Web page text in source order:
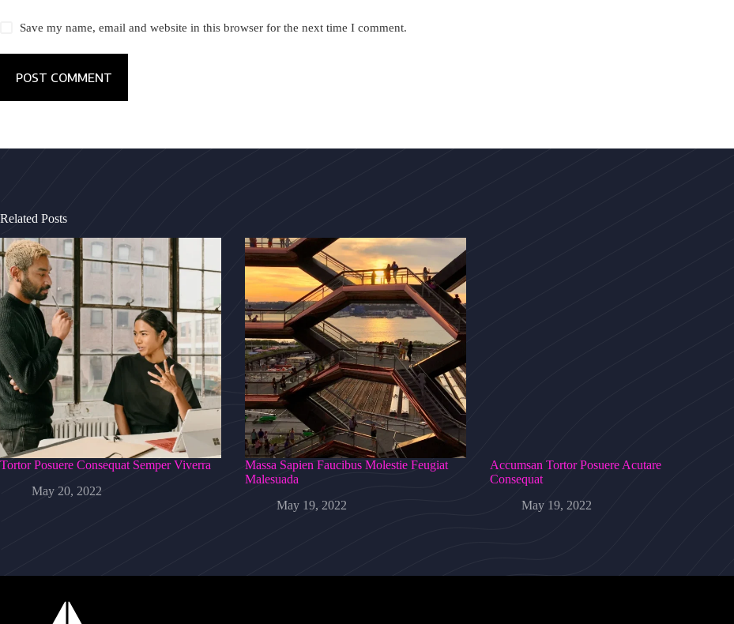
Save my name, email and website in this browser for the next time I comment.
POST COMMENT
Related Posts
Tortor Posuere Consequat Semper Viverra
May 20, 2022
Massa Sapien Faucibus Molestie Feugiat
Malesuada
May 19, 2022
Accumsan Tortor Posuere Acutare
Consequat
May 19, 2022